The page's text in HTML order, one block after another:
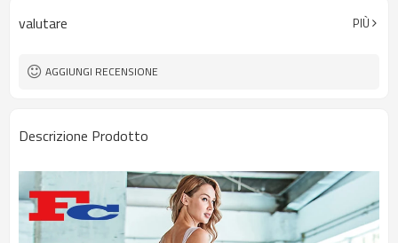
Tutti i tipi di colore
MOQ 200 pezzi per disegno
valutare PIÙ
AGGIUNGI RECENSIONE
Descrizione Prodotto